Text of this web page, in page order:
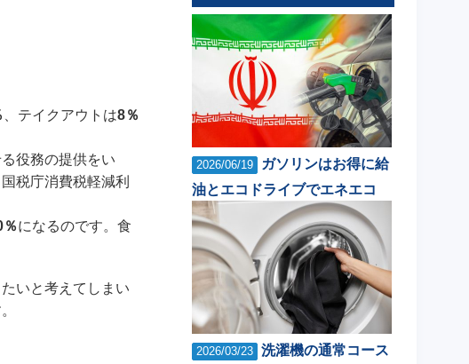
、テイクアウトは8％
役務の提供をい
税庁消費税軽減利
％になるのです。食
いと考えてしまい
2026/06/19
ガソリンはお得に給
油とエコドライブでエネエコ
2026/03/23 洗濯機の通常コース